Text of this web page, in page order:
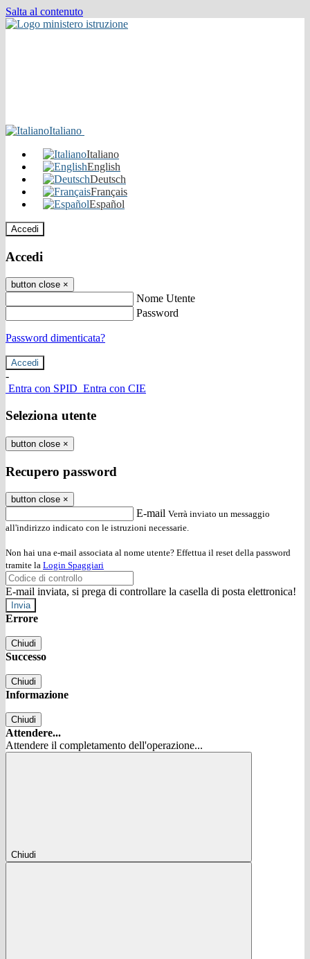
Salta al contenuto
Italiano
Italiano
English
Deutsch
Français
Español
Accedi
Accedi
button close ×
Nome Utente
Password
Password dimenticata?
-
Entra con SPID Entra con CIE
Seleziona utente
button close ×
Recupero password
button close ×
E-mail Verrà inviato un messaggio
all'indirizzo indicato con le istruzioni necessarie.
Non hai una e-mail associata al nome utente? Effettua il reset della password
tramite la Login Spaggiari
E-mail inviata, si prega di controllare la casella di posta elettronica!
Errore
Chiudi
Successo
Chiudi
Informazione
Chiudi
Attendere...
Attendere il completamento dell'operazione...
Chiudi